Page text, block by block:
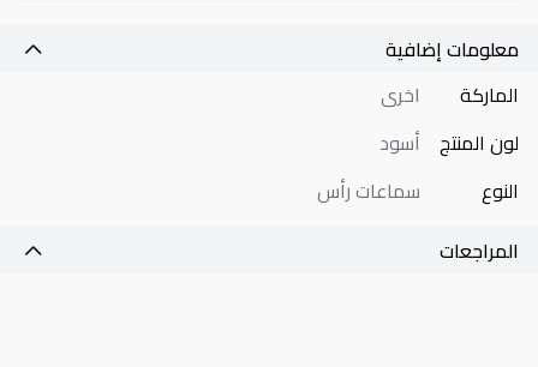
معلومات إضافية
الماركة
اخرى
لون المنتج أسود
النوع
سماعات رأس
المراجعات